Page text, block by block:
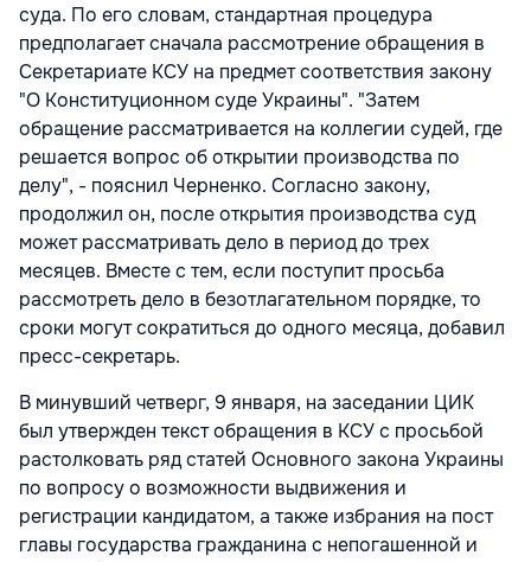
суда. По его словам, стандартная процедура
предполагает сначала рассмотрение обращения в
Секретариате КСУ на предмет соответствия закону
"О Конституционном суде Украины". "Затем
обращение рассматривается на коллегии судей, где
решается вопрос об открытии производства по
делу", - пояснил Черненко. Согласно закону,
продолжил он, после открытия производства суд
может рассматривать дело в период до трех
месяцев. Вместе с тем, если поступит просьба
рассмотреть дело в безотлагательном порядке, то
сроки могут сократиться до одного месяца, добавил
пресс-секретарь.
В минувший четверг, 9 января, на заседании ЦИК
был утвержден текст обращения в КСУ с просьбой
растолковать ряд статей Основного закона Украины
по вопросу о возможности выдвижения и
регистрации кандидатом, а также избрания на пост
главы государства гражданина с непогашенной и